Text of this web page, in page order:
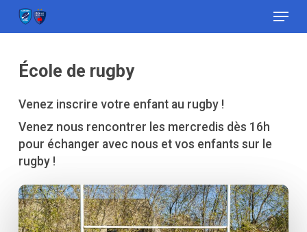
content
Menu
École de rugby
Venez inscrire votre enfant au rugby !
Venez nous rencontrer les mercredis dès 16h
pour échanger avec nous et vos enfants sur le
rugby !